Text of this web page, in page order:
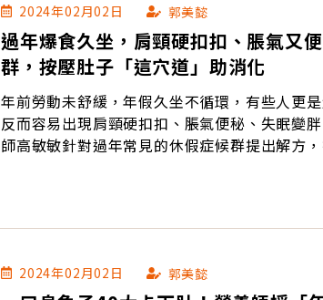
2024年02月02日 郭美懿
過年爆食久坐，肩頸硬扣扣、脹氣又
群，按壓肚子「這穴道」助消化
年前勞動未舒緩，年假久坐不循環，有些人更
反而容易出現肩頸硬扣扣、脹氣便秘、失眠變
師高敏敏針對過年常見的休假症候群提出解方
2024年02月02日 郭美懿